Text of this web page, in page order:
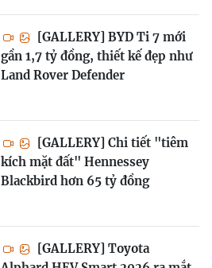
[GALLERY] BYD Ti 7 mới
gần 1,7 tỷ đồng, thiết kế đẹp như
Land Rover Defender
[GALLERY] Chi tiết "tiêm
kích mặt đất" Hennessey
Blackbird hơn 65 tỷ đồng
[GALLERY] Toyota